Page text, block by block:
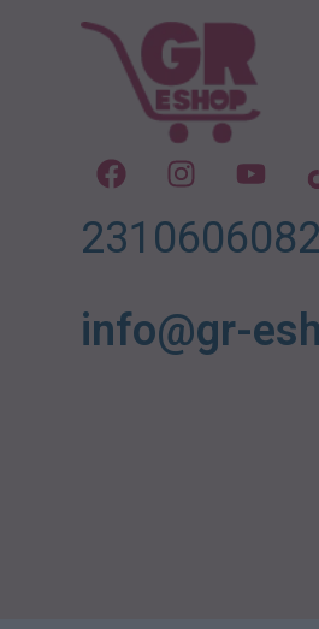
2310606082
info@gr-